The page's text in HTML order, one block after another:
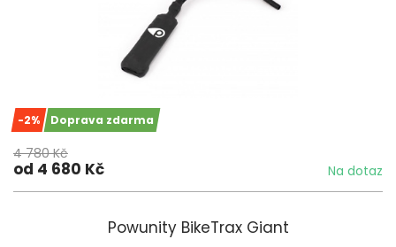
-2% Doprava zdarma
4 780 Kč
od 4 680 Kč Na dotaz
Powunity BikeTrax Giant